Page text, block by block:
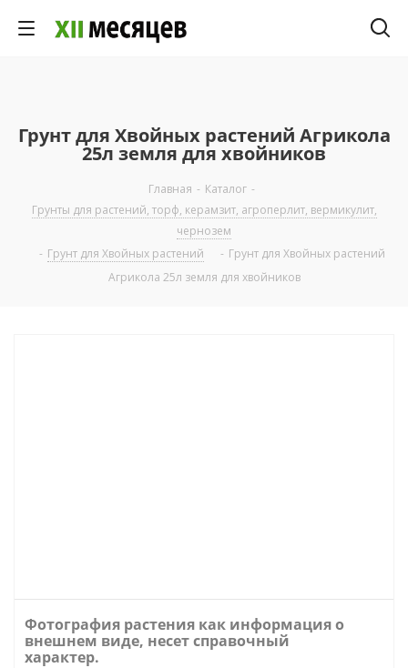
Грунт для Хвойных растений Агрикола
25л земля для хвойников
Главная - Каталог -
Грунты для растений, торф, керамзит, агроперлит, вермикулит,
чернозем
- Грунт для Хвойных растений - Грунт для Хвойных растений
Агрикола 25л земля для хвойников
Фотография растения как информация о
внешнем виде, несет справочный
характер.